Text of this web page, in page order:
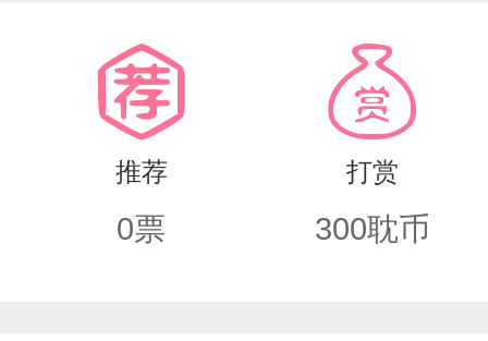
是天命所归！我要独断万古！”的癔症
一点点展开。求生欲发动:新手菜鸟下
推荐
0票
打赏
300耽币